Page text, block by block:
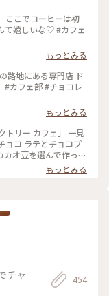
ここでコーヒーは初
て嬉しいな♡ #カフェ
もっとみる
路地にある専門店 ド
#カフェ部 #チョコレ
もっとみる
トリー カフェ」 一見
ョコ ラテとチョコプ
カオ豆を選んで作って
ってすごい！ 一口飲
すすめのチョコレー
もっとみる
チャ
454